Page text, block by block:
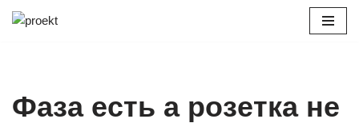
Фаза есть а розетка не